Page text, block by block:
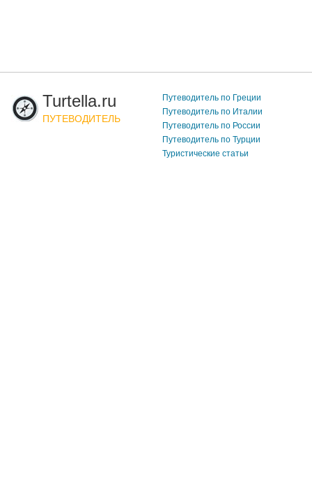
Turtella.ru
ПУТЕВОДИТЕЛЬ
Путеводитель по Греции
Путеводитель по Италии
Путеводитель по России
Путеводитель по Турции
Туристические статьи